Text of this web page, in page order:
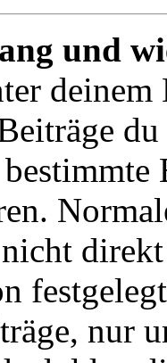
und
deinem
nur